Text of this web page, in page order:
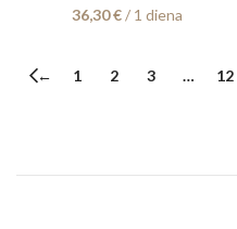
36,30€/ 1 diena
← 1 2 3 … 12